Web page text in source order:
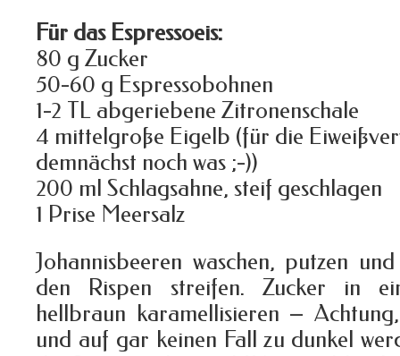
Für das Espressoeis:
80 g Zucker
50-60 g Espressobohnen
1-2 TL abgeriebene Zitronenschale
4 mittelgroße Eigelb (für die
demnächst noch was ;-))
200 ml Schlagsahne, steif geschlagen
1 Prise Meersalz
Johannisbeeren waschen, putzen
den Rispen streifen. Zucker in
hellbraun karamellisieren –
und auf gar keinen Fall zu dunkel